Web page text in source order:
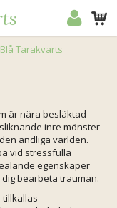
Blå Tarakvarts
är nära besläktad
inre mönster
andliga världen.
vid stressfulla
egenskaper
bearbeta trauman.
tillkallas